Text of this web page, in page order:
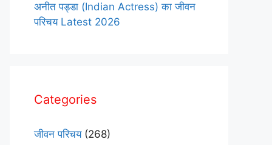
अनीत पड्डा (Indian Actress) का जीवन
परिचय Latest 2026
Categories
जीवन परिचय(268)